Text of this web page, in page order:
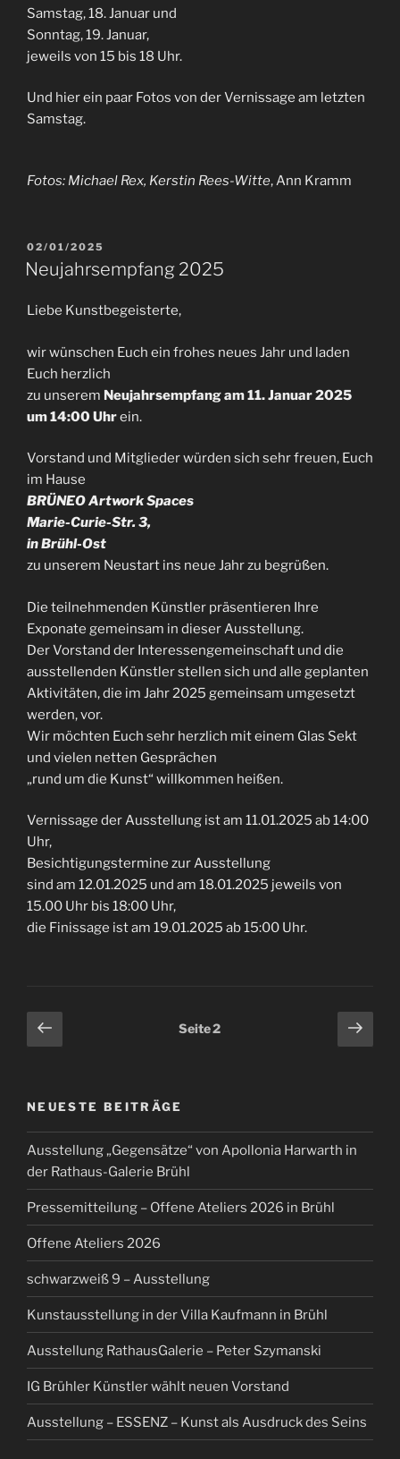
Samstag, 18. Januar und
Sonntag, 19. Januar,
jeweils von 15 bis 18 Uhr.
Und hier ein paar Fotos von der Vernissage am letzten
Samstag.
Fotos: Michael Rex, Kerstin Rees-Witte, Ann Kramm
VERÖFFENTLICHT
AM
02/01/2025
Neujahrsempfang 2025
Liebe Kunstbegeisterte,
wir wünschen Euch ein frohes neues Jahr und laden
Euch herzlich
zu unserem Neujahrsempfang am 11. Januar 2025
um 14:00 Uhrein.
Vorstand und Mitglieder würden sich sehr freuen, Euch
im Hause
BRÜNEO Artwork Spaces
Marie-Curie-Str. 3,
in Brühl-Ost
zu unserem Neustart ins neue Jahr zu begrüßen.
Die teilnehmenden Künstler präsentieren Ihre
Exponate gemeinsam in dieser Ausstellung.
Der Vorstand der Interessengemeinschaft und die
ausstellenden Künstler stellen sich und alle geplanten
Aktivitäten, die im Jahr 2025 gemeinsam umgesetzt
werden, vor.
Wir möchten Euch sehr herzlich mit einem Glas Sekt
und vielen netten Gesprächen
„rund um die Kunst“ willkommen heißen.
Vernissage der Ausstellung ist am 11.01.2025 ab 14:00
Uhr,
Besichtigungstermine zur Ausstellung
sind am 12.01.2025 und am 18.01.2025 jeweils von
15.00 Uhr bis 18:00 Uhr,
die Finissage ist am 19.01.2025 ab 15:00 Uhr.
Seitennummerierung
der
Vorherige
Seite
Seite2
NEUESTE BEITRÄGE
Ausstellung „Gegensätze“ von Apollonia Harwarth in
der Rathaus-Galerie Brühl
Pressemitteilung – Offene Ateliers 2026 in Brühl
Offene Ateliers 2026
schwarzweiß 9 – Ausstellung
Kunstausstellung in der Villa Kaufmann in Brühl
Ausstellung RathausGalerie – Peter Szymanski
IG Brühler Künstler wählt neuen Vorstand
Ausstellung – ESSENZ – Kunst als Ausdruck des Seins